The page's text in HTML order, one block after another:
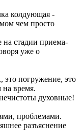
колдующая -
чем просто
стадии приема-
уже о
погружение, это
время.
духовные!
проблемами.
разъяснение